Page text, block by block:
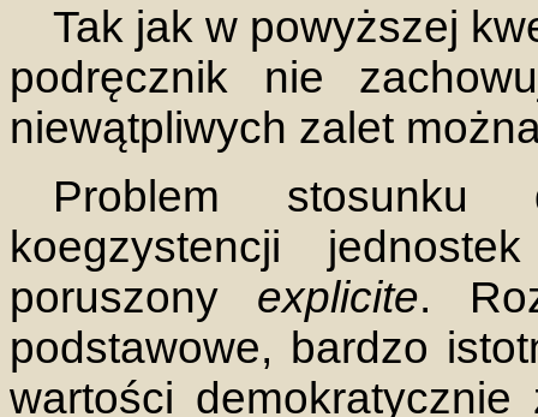
Tak jak w powyższej
podręcznik nie
niewątpliwych zalet
Problem
koegzystencji
poruszony explicite.
podstawowe, bardzo
wartości demokratycznie